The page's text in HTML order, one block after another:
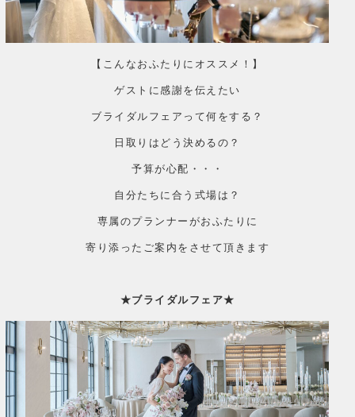
【こんなおふたりにオススメ！】
ゲストに感謝を伝えたい
ブライダルフェアって何をする？
日取りはどう決めるの？
予算が心配・・・
自分たちに合う式場は？
専属のプランナーがおふたりに
寄り添ったご案内をさせて頂きます
★ブライダルフェア★